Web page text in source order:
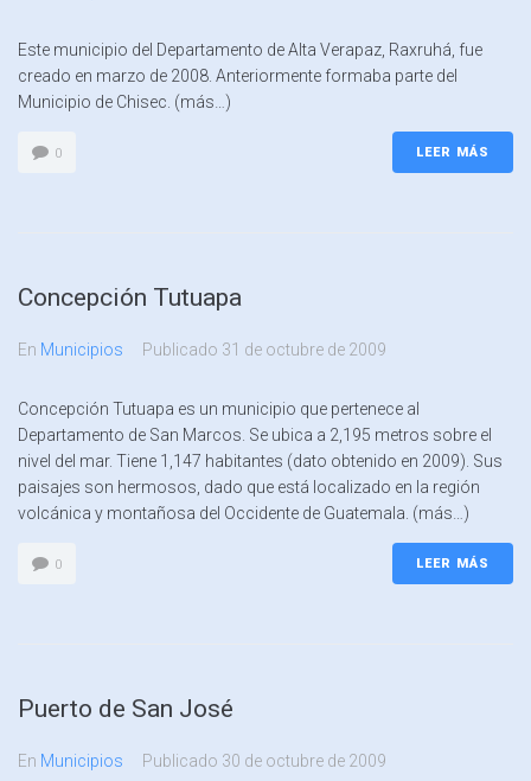
Este municipio del Departamento de Alta Verapaz, Raxruhá, fue
creado en marzo de 2008. Anteriormente formaba parte del
Municipio de Chisec. (más…)
0 LEER MÁS
Concepción Tutuapa
En Municipios Publicado 31 de octubre de 2009
Concepción Tutuapa es un municipio que pertenece al
Departamento de San Marcos. Se ubica a 2,195 metros sobre el
nivel del mar. Tiene 1,147 habitantes (dato obtenido en 2009). Sus
paisajes son hermosos, dado que está localizado en la región
volcánica y montañosa del Occidente de Guatemala. (más…)
0 LEER MÁS
Puerto de San José
En Municipios Publicado 30 de octubre de 2009